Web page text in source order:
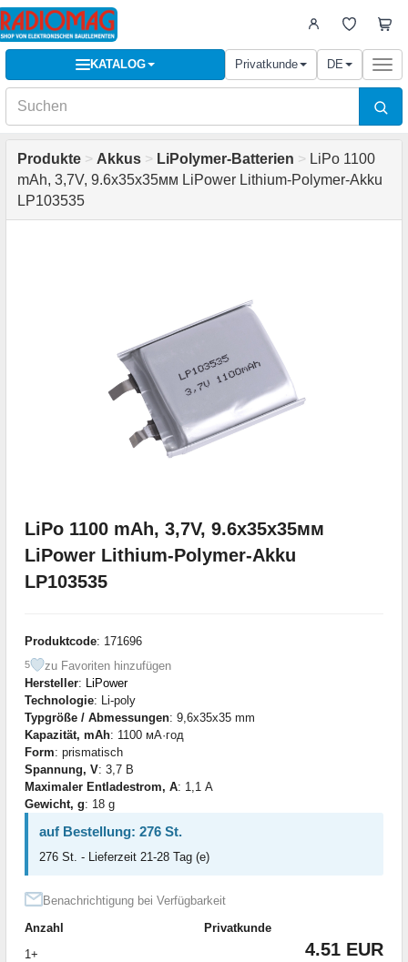
KATALOG Privatkunde DE
Produkte > Akkus > LiPolymer-Batterien > LiPo 1100
mAh, 3,7V, 9.6x35x35мм LiPower Lithium-Polymer-Akku
LP103535
LiPo 1100 mAh, 3,7V, 9.6x35x35мм
LiPower Lithium-Polymer-Akku
LP103535
Produktcode: 171696
5
zu Favoriten hinzufügen
Hersteller: LiPower
Technologie: Li-poly
Typgröße / Abmessungen: 9,6x35x35 mm
Kapazität, mAh: 1100 мА·год
Form: prismatisch
Spannung, V: 3,7 В
Maximaler Entladestrom, A: 1,1 А
Gewicht, g: 18 g
auf Bestellung: 276 St.
276 St. - Lieferzeit 21-28 Tag (e)
Benachrichtigung bei Verfügbarkeit
Anzahl
Privatkunde
1+
4.51 EUR